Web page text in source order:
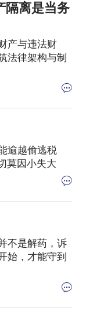
隔离是当务
产与违法财
法律架构与制
逾越偷逃税
莫因小失大
不是解药，诉
始，才能守到